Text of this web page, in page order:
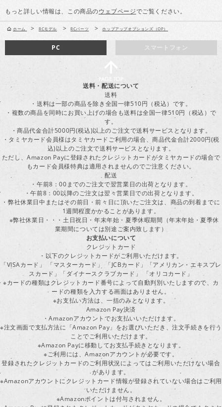
もっと詳しい情報は、この商品のウェブページでご覧ください。
ホーム > RCモデル > RCパーツ > ホップアップオプションズ（OP）
スマートフォン
PC
送料・配送について
送料
・送料は一部の商品を除き全国一律510円（税込）です。
・複数の商品を同時にお買い上げの場合も送料は全国一律510円（税込）で
す。
・商品代金合計5000円(税込)以上のご注文で送料サービスとなります。
・タミヤカード会員様はタミヤカードご利用の場合、商品代金合計2000円(税
込)以上のご注文で送料サービスとなります。
ただし、Amazon Payに登録されたクレジットカードがタミヤカードの場合で
もカード会員様特典は適用されませんのでご注意ください。
配送
・午前8：00までのご注文で翌営業日の出荷となります。
・午前8：00以降のご注文は翌々営業日での出荷となります。
・弊社休業日中またはその前日・前々日に頂いたご注文は、商品の到着までに
1週間程度かかることがあります。
※弊社休業日・・・土日祝日・年末年始・夏季休暇期間（年末年始・夏季休
業期間については別途ご案内致します）
お支払いについて
クレジットカード
・以下のクレジットカードがご利用いただけます。
「VISAカード」 「マスターカード」 「JCBカード」「アメリカン・エキスプレ
スカード」「ダイナースクラブカード」 「オリコカード」
※カードの種類はクレジットカード番号によって自動判別いたしますので、カ
ードの種類を入力する画面はありません。
※お支払い方法は、一括のみとなります。
Amazon Pay決済
・Amazonアカウントでお支払いいただけます。
※注文画面で支払方法に「Amazon Pay」をお選びいただき、注文手続きを行う
ことでご利用いただけます。
※Amazon Payに移動してお支払手続きとなります。
※ご利用には、Amazonアカウントが必要です。
登録されたクレジットカードのご利用状況によってはご利用いただけない場合
があります。
※Amazonアカウントにクレジットカード情報が登録されていない場合はご利用
いただけません。
※Amazonポイントは付与されません。